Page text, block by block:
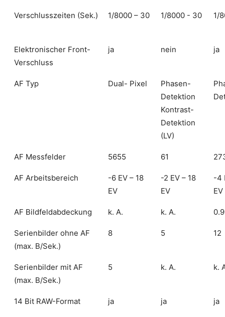
Verschlusszeiten (Sek.) 1/8000 – 30 1/8000 - 30 1/
Elektronischer Front-
Verschluss
ja nein ja
AF Typ Dual- Pixel
Phasen-
Detektion
Kontrast-
Detektion
(LV)
AF Messfelder 5655 61
AF Arbeitsbereich
-6 EV – 18
EV
-2 EV – 18
EV
-4
EV
AF Bildfeldabdeckung k. A. k. A. 0.9
Serienbilder ohne AF
(max. B/Sek.)
8 5 12
Serienbilder mit AF
(max. B/Sek.)
5 k. A. k.
14 Bit RAW-Format ja ja ja